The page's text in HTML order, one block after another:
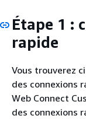
Étape 1 :
rapide
Vous trouverez
des connexions
Web Connect
des connexions